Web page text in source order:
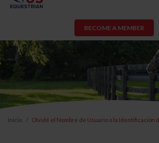
BECOME A MEMBER
Inicio Olvidé el Nombre de Usuario o la Identificación